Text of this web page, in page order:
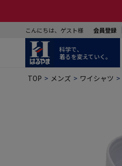
こんにちは、ゲスト様 会員登録
科学で、
着るを変えていく。
TOP メンズ ワイシャツ